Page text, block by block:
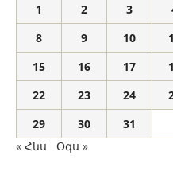
1 2 3
8
9 10
15
16 17
22
23 24
29
30
31
« Հնս
Օգս »